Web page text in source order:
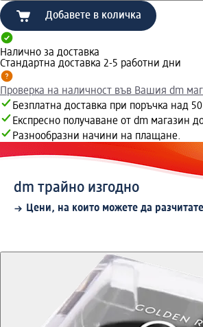
Добавете в количка
Налично за доставка
Стандартна доставка 2-5 работни дни
Проверка на наличност във Вашия dm
Безплатна доставка при поръчка над
Експресно получаване от dm магазин
Разнообразни начини на плащане.
dm трайно изгодно
Цени, на които можете да